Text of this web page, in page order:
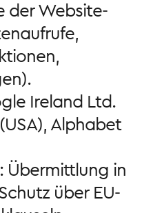
der Website-
Ireland Ltd.
Alphabet
Übermittlung in
über EU-